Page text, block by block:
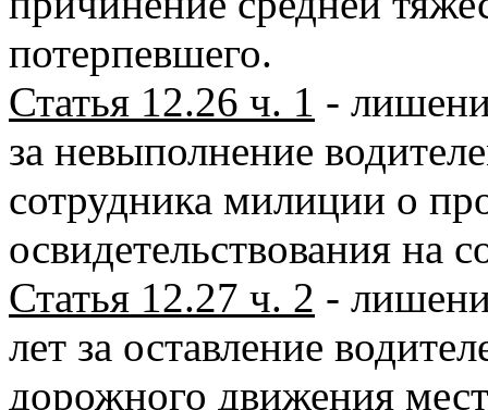
потерпевшего.
Статья 12.26 ч. 1 -
за невыполнение
сотрудника милиции о
освидетельствования на
Статья 12.27 ч. 2 -
лет за оставление
дорожного движения